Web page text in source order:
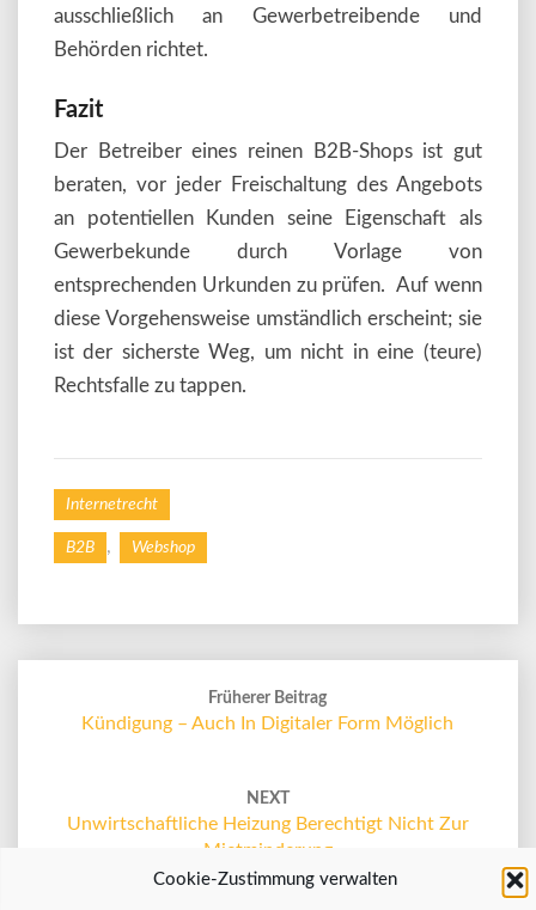
ausschließlich an Gewerbetreibende und
Behörden richtet.
Fazit
Der Betreiber eines reinen B2B-Shops ist gut
beraten, vor jeder Freischaltung des Angebots
an potentiellen Kunden seine Eigenschaft als
Gewerbekunde durch Vorlage von
entsprechenden Urkunden zu prüfen. Auf wenn
diese Vorgehensweise umständlich erscheint; sie
ist der sicherste Weg, um nicht in eine (teure)
Rechtsfalle zu tappen.
Internetrecht
B2B , Webshop
Früherer Beitrag
Kündigung – Auch In Digitaler Form Möglich
NEXT
Unwirtschaftliche Heizung Berechtigt Nicht Zur
Mietminderung